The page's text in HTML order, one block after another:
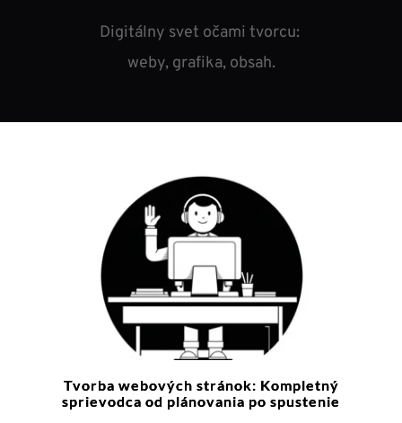
Digitálny svet očami tvorcu:
weby, grafika, obsah.
Tvorba webových stránok: Kompletný
sprievodca od plánovania po spustenie